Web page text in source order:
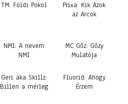
TM: Földi Pokol
Prixa: Kik Azok
az Arcok
NMI: A nevem
NMI
MC Gőz: Gőzy
Mulatója
Geri aka Skillz:
Billen a mérleg
Fluorid: Ahogy
Érzem